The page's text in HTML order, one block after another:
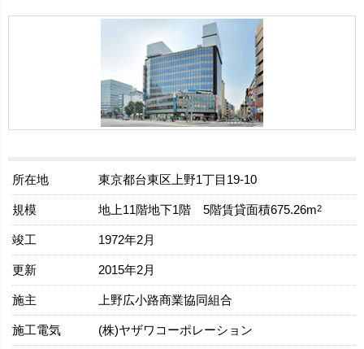
所在地 東京都台東区上野1丁目19-10
規模 地上11階地下1階 5階賃貸面積675.26m2
竣工 1972年2月
更新 2015年2月
施主 上野広小路商業協同組合
施工電気 (株)ヤザワコーポレーション